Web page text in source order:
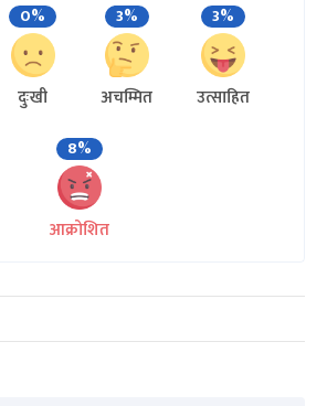
0%
दुःखी
3%
अचम्मित
3%
उत्साहित
8%
आक्रोशित